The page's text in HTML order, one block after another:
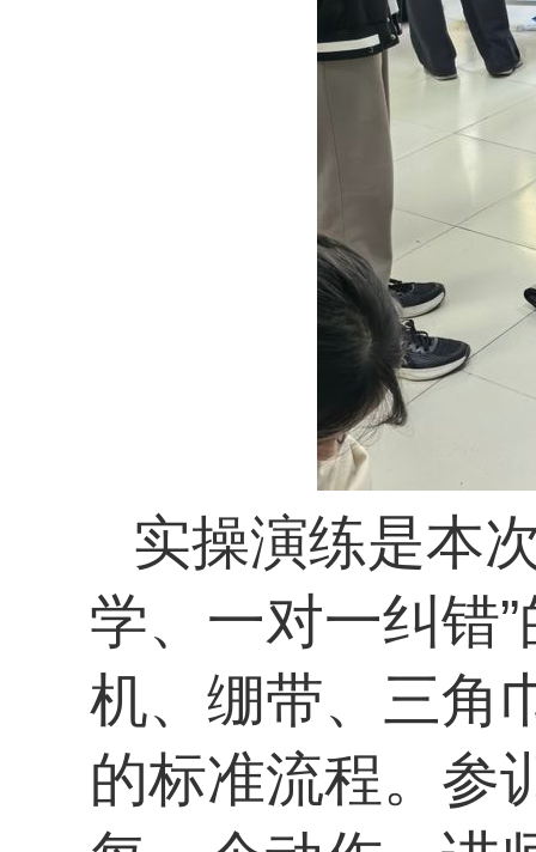
实操演练是本
学、一对一纠错
机、绷带、三角
的标准流程。参